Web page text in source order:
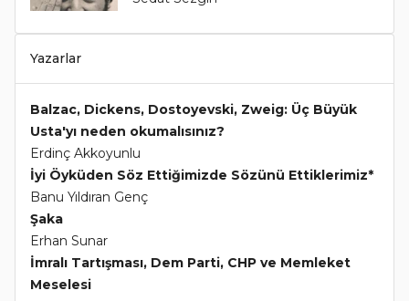
Yazarlar
Balzac, Dickens, Dostoyevski, Zweig: Üç Büyük
Usta'yı neden okumalısınız?
Erdinç Akkoyunlu
İyi Öyküden Söz Ettiğimizde Sözünü Ettiklerimiz*
Banu Yıldıran Genç
Şaka
Erhan Sunar
İmralı Tartışması, Dem Parti, CHP ve Memleket
Meselesi